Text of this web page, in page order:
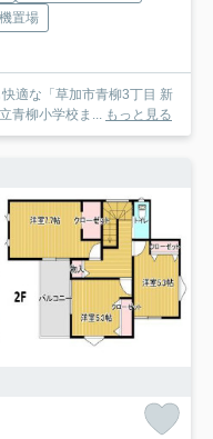
置場
適な「草加市青柳3丁目 新
青柳小学校ま... もっと見る